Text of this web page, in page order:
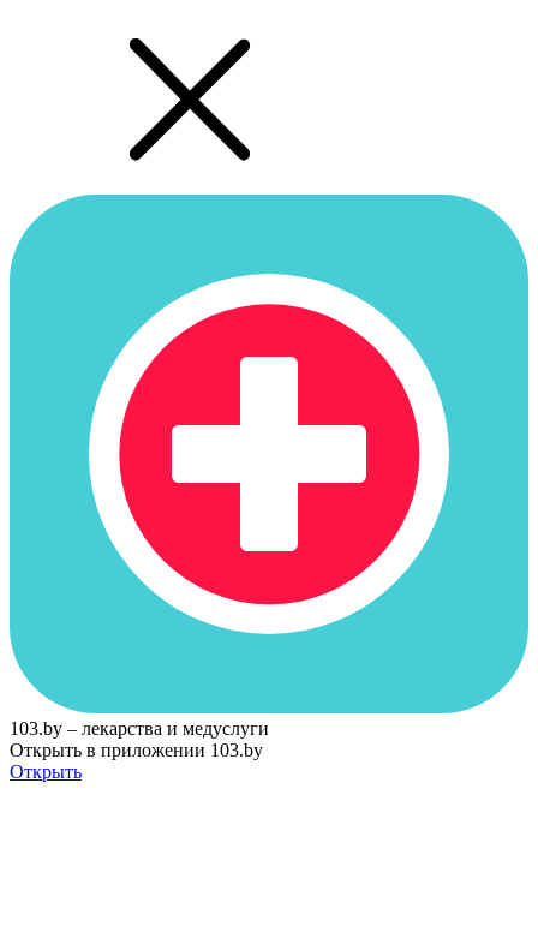
103.by – лекарства и медуслуги
Открыть в приложении 103.by
Открыть